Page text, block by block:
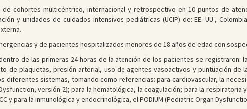
cohortes multicéntrico, internacional y retrospectivo en 10 puntos de
y unidades de cuidados intensivos pediátricas (UCIP) de: EE. UU.,
y de pacientes hospitalizados menores de 18 años de edad con
de las primeras 24 horas de la atención de los pacientes se registraron:
de plaquetas, presión arterial, uso de agentes vasoactivos y puntuación de
diferentes sistemas, tomando como referencias: para cardiovascular, la
versión 2); para la hematológica, la coagulación; para la respiratoria
y para la inmunológica y endocrinológica, el PODIUM (Pediatric Organ